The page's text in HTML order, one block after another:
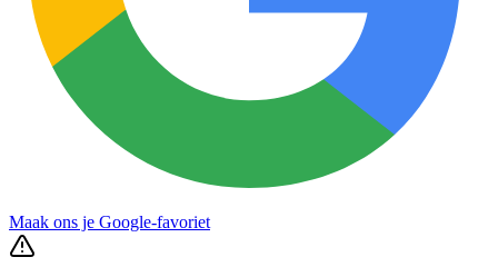
Maak ons je Google-favoriet